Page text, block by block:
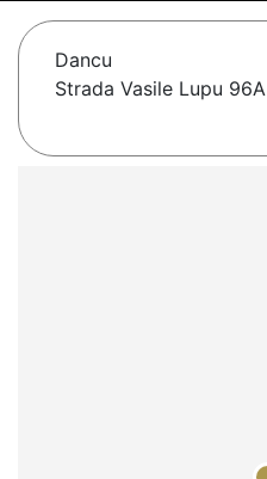
Dancu
Strada Vasile Lupu 96A